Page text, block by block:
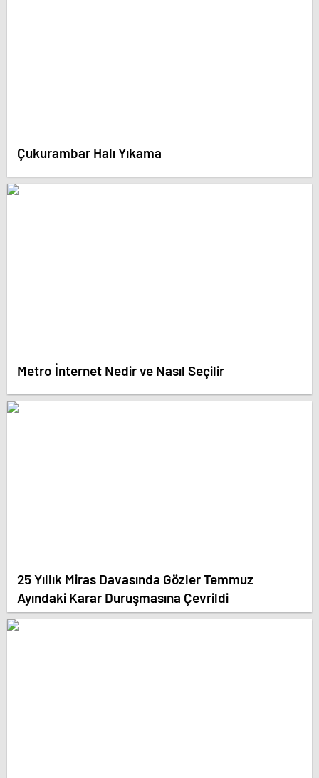
Çukurambar Halı Yıkama
Metro İnternet Nedir ve Nasıl Seçilir
25 Yıllık Miras Davasında Gözler Temmuz
Ayındaki Karar Duruşmasına Çevrildi